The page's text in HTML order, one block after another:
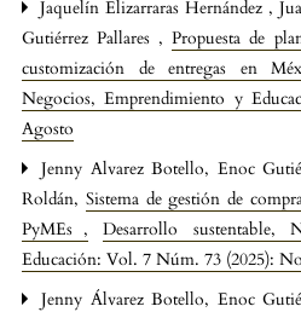
Jaquelín Elizarraras Hernández ,
Gutiérrez Pallares ,Propuesta de
customización de entregas en
Negocios, Emprendimiento y
Agosto
Jenny Alvarez Botello, Enoc
Roldán, Sistema de gestión de
PyMEs, Desarrollo sustentable,
Educación: Vol. 7 Núm. 73 (2025):
Jenny Álvarez Botello, Enoc